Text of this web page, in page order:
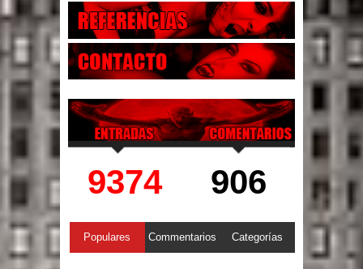
9374 906
Populares Commentarios Categorías